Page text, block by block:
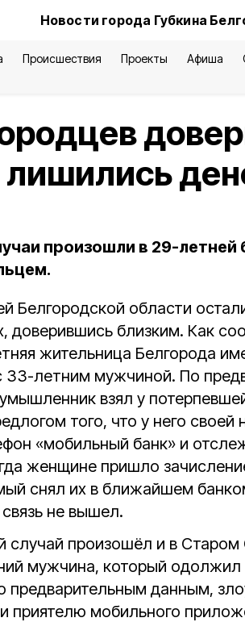
Новости города Губкина
Происшествия Проекты Афиша
произошли в 29-летней
Белгородской области
доверившись близким. Как
жительница Белгорода
33-летним мужчиной. По
взял у
того, что у него
«мобильный банк» и
женщине пришло
снял их в ближайшем
не вышел.
случай произошёл и в
мужчина, который
предварительным данным,
приятелю мобильного